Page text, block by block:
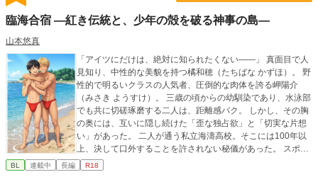
臨海合宿 ―紅き伝統と、少年の殻を破る神事の島―
山本悠真
「アイツにだけは、絶対に知られたくない――」 真面目で人
見知り、中性的な美貌を持つ橘和穂（たちばな かずほ）。 野
性的で明るいクラスの人気者、圧倒的な肉体を誇る岬陽介
（みさき ようすけ）。 三歳の頃からの幼馴染であり、水泳部
でも共に切磋琢磨する二人は、距離感バク。 しかし、その胸
の奥には、互いに隠し続けた「歪な独占欲」と「切実な片想
い」があった。 二人が通う私立海濤高校。そこには100年以
上、決して口外することを許されない秘儀があった。 スポー
ツ特待生の少年たちが、合宿の際に辿り着く場所――それ
BL 連載中 長編 R18